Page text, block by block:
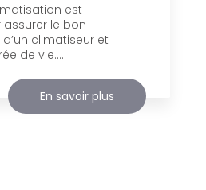
est
le bon
climatiseur et
de vie....
En savoir plus